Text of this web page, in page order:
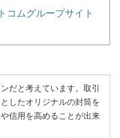
だと考えています。取引
したオリジナルの封筒を
信用を高めることが出来
コムグループサイト